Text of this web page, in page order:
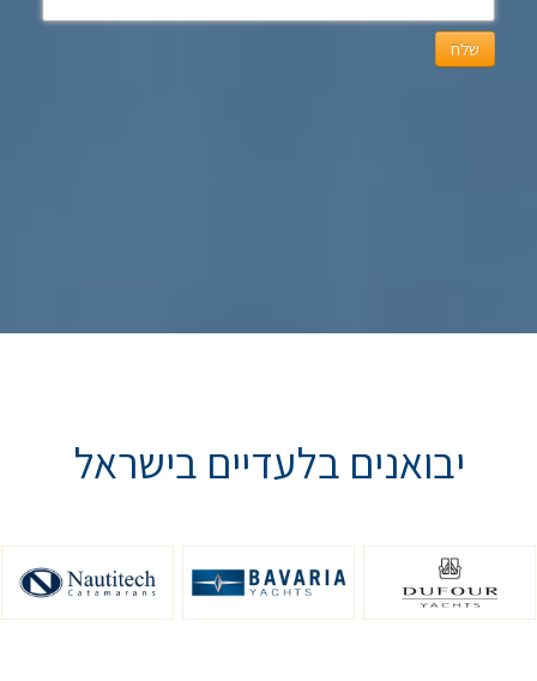
שלח
יבואנים בלעדיים בישראל